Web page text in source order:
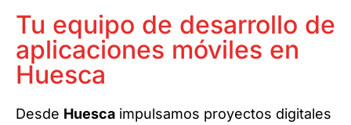
Tu equipo de desarrollo de
aplicaciones móviles en
Huesca
Desde Huesca impulsamos proyectos digitales